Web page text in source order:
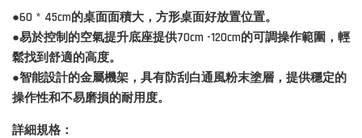
●60 * 45cm的桌面面積大，方形桌面好放置位置。
●易於控制的空氣提升底座提供70cm -120cm的可調操作範圍，輕
鬆找到舒適的高度。
●智能設計的金屬機架，具有防刮白通風粉末塗層，提供穩定的
操作性和不易磨損的耐用度。
詳細規格：